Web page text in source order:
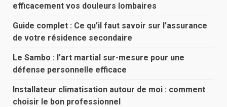
efficacement vos douleurs lombaires
Guide complet : Ce qu’il faut savoir sur l’assurance
de votre résidence secondaire
Le Sambo : l’art martial sur-mesure pour une
défense personnelle efficace
Installateur climatisation autour de moi : comment
choisir le bon professionnel